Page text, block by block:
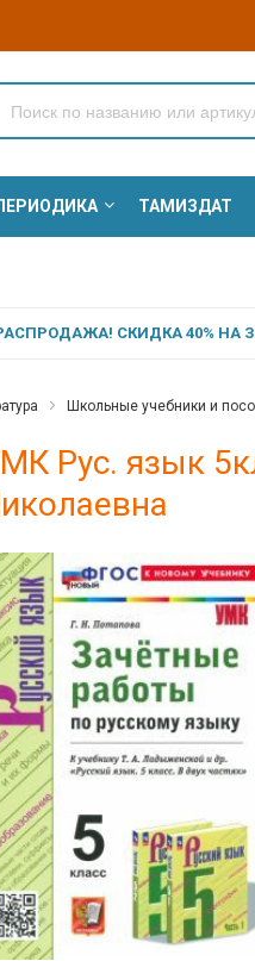
ТАМИЗДАТ
СКИДКА 40% НА
Школьные учебники и
Рус. язык